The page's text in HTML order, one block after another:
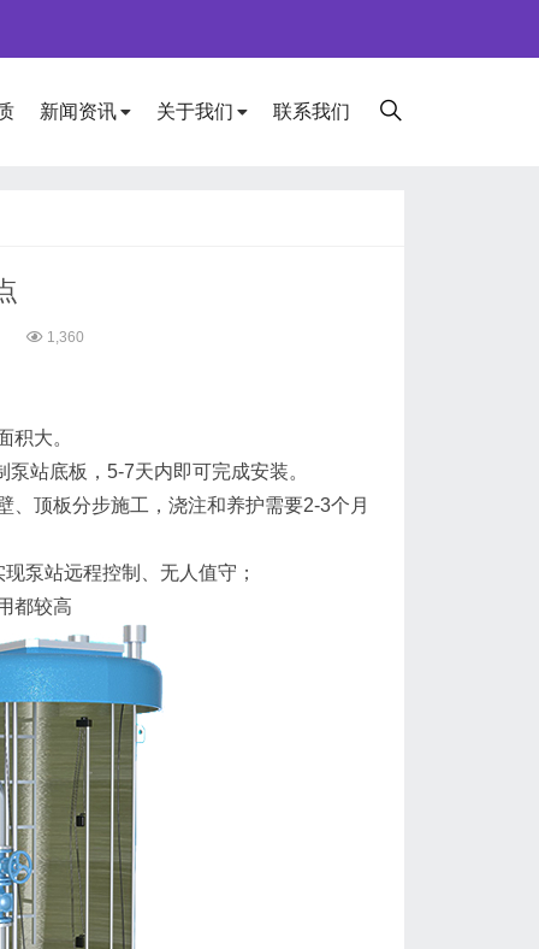
新闻资讯 关于我们 联系我们
1,360
积大。
站底板，5-7天内即可完成安装。
顶板分步施工，浇注和养护需要2-3个月
泵站远程控制、无人值守；
都较高